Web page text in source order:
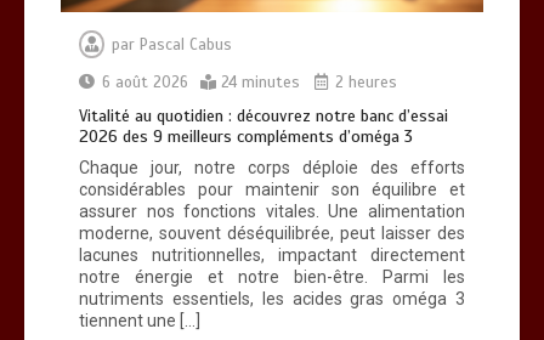
par Pascal Cabus
6 août 2026
24 minutes 2 heures
Vitalité au quotidien : découvrez notre banc d’essai
2026 des 9 meilleurs compléments d’oméga 3
Chaque jour, notre corps déploie des efforts
considérables pour maintenir son équilibre et
assurer nos fonctions vitales. Une alimentation
moderne, souvent déséquilibrée, peut laisser des
lacunes nutritionnelles, impactant directement
notre énergie et notre bien-être. Parmi les
nutriments essentiels, les acides gras oméga 3
tiennent une […]